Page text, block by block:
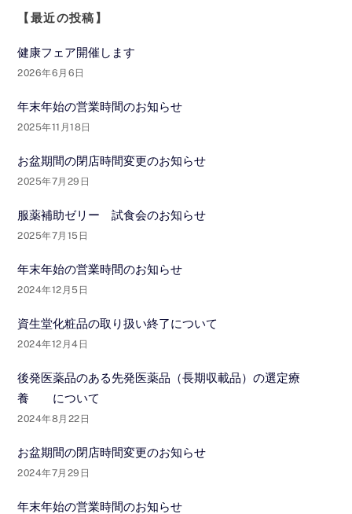
【最近の投稿】
健康フェア開催します
2026年6月6日
年末年始の営業時間のお知らせ
2025年11月18日
お盆期間の閉店時間変更のお知らせ
2025年7月29日
服薬補助ゼリー 試食会のお知らせ
2025年7月15日
年末年始の営業時間のお知らせ
2024年12月5日
資生堂化粧品の取り扱い終了について
2024年12月4日
後発医薬品のある先発医薬品（長期収載品）の選定療
養 について
2024年8月22日
お盆期間の閉店時間変更のお知らせ
2024年7月29日
年末年始の営業時間のお知らせ